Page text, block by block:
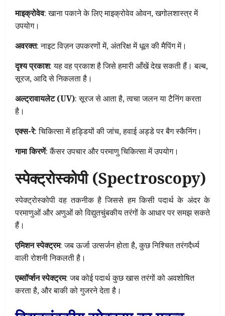
माइक्रोवेव: खाना पकाने के लिए माइक्रोवेव ओवन, खगोलशास्त्र में
उपयोग।
अवरक्त: नाइट विज़न उपकरणों में, अंतरिक्ष में धूल की मैपिंग में।
दृश्य प्रकाश: यह वह प्रकाश है जिसे हमारी आँखें देख सकती हैं। बल्ब,
सूरज, आदि से निकलता है।
अल्ट्रावायलेट (UV): सूरज से आता है, त्वचा जलन या टैनिंग करता
है।
एक्स-रे: चिकित्सा में हड्डियों की जांच, हवाई अड्डे पर बैग स्कैनिंग।
गामा किरणें: कैंसर उपचार और परमाणु चिकित्सा में उपयोग।
स्पेक्ट्रोस्कोपी (Spectroscopy)
स्पेक्ट्रोस्कोपी वह तकनीक है जिससे हम किसी पदार्थ के अंदर के
परमाणुओं और अणुओं को विद्युतचुंबकीय तरंगों के आधार पर समझ सकते
हैं।
एमिशन स्पेक्ट्रम: जब ऊर्जा उत्सर्जन होता है, कुछ निश्चित तरंगदैर्ध्य
वाली रोशनी निकलती है।
एब्सॉर्प्शन स्पेक्ट्रम: जब कोई पदार्थ कुछ खास तरंगों को अवशोषित
करता है, और बाकी को गुजरने देता है।